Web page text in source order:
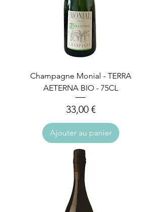
Champagne Monial - TERRA
AETERNA BIO - 75CL
Prix
33,00 €
Ajouter au panier